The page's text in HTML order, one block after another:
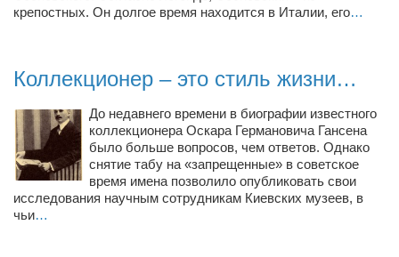
крепостных. Он долгое время находится в Италии, его…
Коллекционер – это стиль жизни…
До недавнего времени в биографии известного
коллекционера Оскара Германовича Гансена
было больше вопросов, чем ответов. Однако
снятие табу на «запрещенные» в советское
время имена позволило опубликовать свои
исследования научным сотрудникам Киевских музеев, в
чьи…